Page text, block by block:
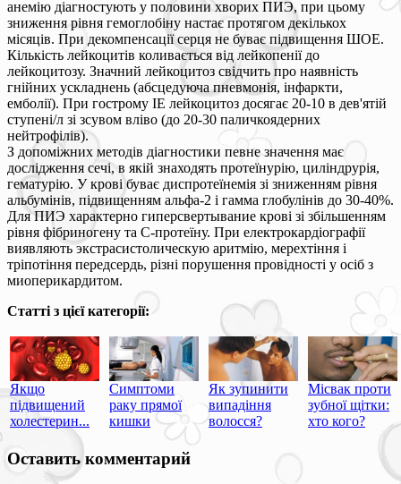
анемію діагностують у половини хворих ПИЭ, при цьому
зниження рівня гемоглобіну настає протягом декількох
місяців. При декомпенсації серця не буває підвищення ШОЕ.
Кількість лейкоцитів коливається від лейкопенії до
лейкоцитозу. Значний лейкоцитоз свідчить про наявність
гнійних ускладнень (абсцедуюча пневмонія, інфаркти,
емболії). При гострому ІЕ лейкоцитоз досягає 20-10 в дев'ятій
ступені/л зі зсувом вліво (до 20-30 паличкоядерних
нейтрофілів).
З допоміжних методів діагностики певне значення має
дослідження сечі, в якій знаходять протеїнурію, циліндрурія,
гематурію. У крові буває диспротеїнемія зі зниженням рівня
альбумінів, підвищенням альфа-2 і гамма глобулінів до 30-40%.
Для ПИЭ характерно гиперсвертывание крові зі збільшенням
рівня фібриногену та С-протеїну. При електрокардіографії
виявляють экстрасистолическую аритмію, мерехтіння і
тріпотіння передсердь, різні порушення провідності у осіб з
миоперикардитом.
Статті з цієї категорії:
Якщо
підвищений
холестерин...
Симптоми
раку прямої
кишки
Як зупинити
випадіння
волосся?
Місвак проти
зубної щітки:
хто кого?
Оставить комментарий